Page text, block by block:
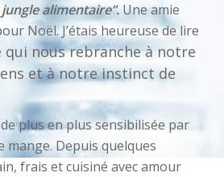
alimentaire”.Une amie
Noël. J’étais heureuse de lire
qui nous rebranche à notre
et à notre instinct de
de plus en plus sensibilisée par
Depuis quelques
frais et cuisiné avec amour